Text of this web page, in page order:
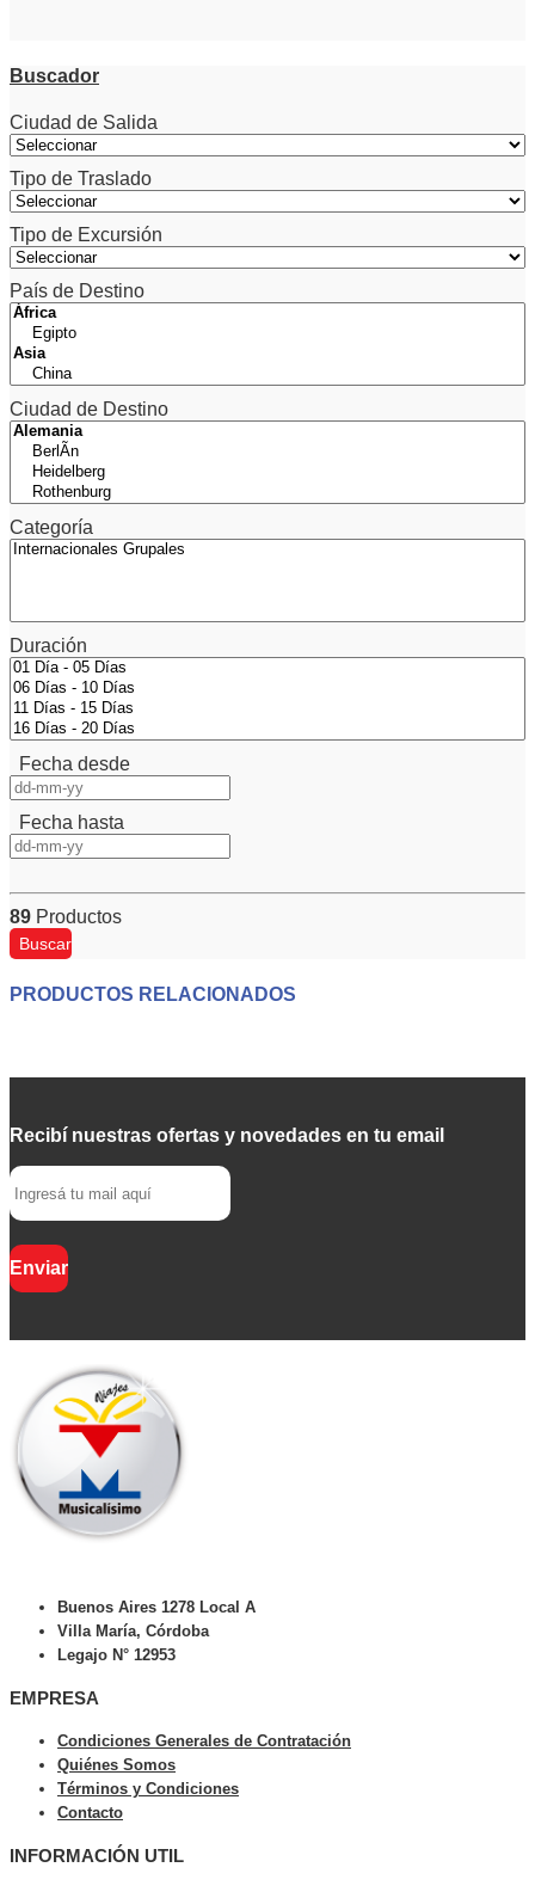
Buscador
Ciudad de Salida
Tipo de Traslado
Tipo de Excursión
País de Destino
Ciudad de Destino
Categoría
Duración
Fecha desde
Fecha hasta
89 Productos
Buscar
PRODUCTOS RELACIONADOS
Recibí nuestras ofertas y novedades en tu email
Enviar
Buenos Aires 1278 Local A
Villa María, Córdoba
Legajo N° 12953
EMPRESA
Condiciones Generales de Contratación
Quiénes Somos
Términos y Condiciones
Contacto
INFORMACIÓN UTIL